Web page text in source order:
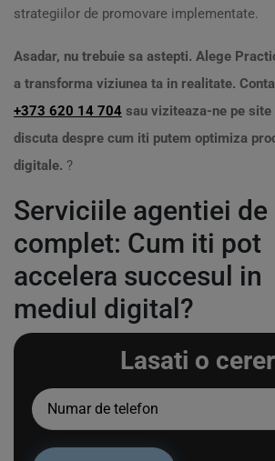
strategiilor de promovare implementate.
Asadar, nu trebuie sa astepti. Alege
a transforma viziunea ta in realitate.
+373 620 14 704 sau viziteaza-ne pe site
discuta despre cum iti putem optimiza
digitale. ?
Serviciile agentiei
complet: Cum iti pot
accelera succesul in
mediul digital?
Lasati o